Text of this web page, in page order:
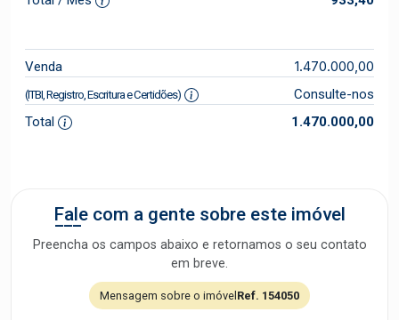
Venda 1.470.000,00
(ITBI, Registro, Escritura e Certidões)
Consulte-nos
Total
1.470.000,00
Fale com a gente sobre este imóvel
Preencha os campos abaixo e retornamos o seu contato
em breve.
Mensagem sobre o imóvel Ref. 154050